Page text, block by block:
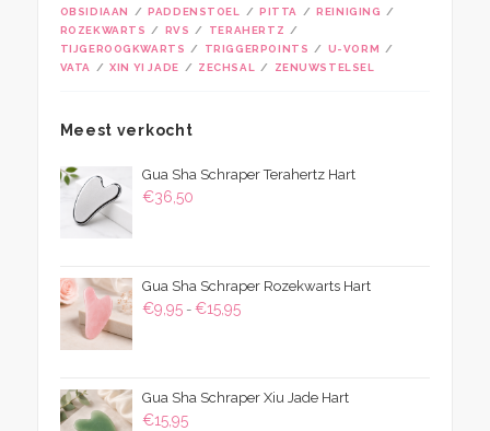
OBSIDIAAN
PADDENSTOEL PITTA
REINIGING
ROZEKWARTS
RVS
TERAHERTZ
TIJGEROOGKWARTS
TRIGGERPOINTS
U-VORM
VATA
XIN YI JADE ZECHSAL ZENUWSTELSEL
Meest verkocht
Gua Sha Schraper Terahertz Hart
€36,50
Gua Sha Schraper Rozekwarts Hart
€9,95 - €15,95Prijsklasse:
Gua Sha Schraper Xiu Jade Hart
€15,95